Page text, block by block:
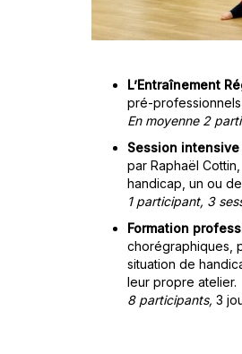
L’Entraînement
pré-
En moyenne 2
Session intensive
par Raphaël
handicap, un ou
1 participant, 3
Formation
chorégraphiques,
situation de
leur propre atelier.
8 participants, 3